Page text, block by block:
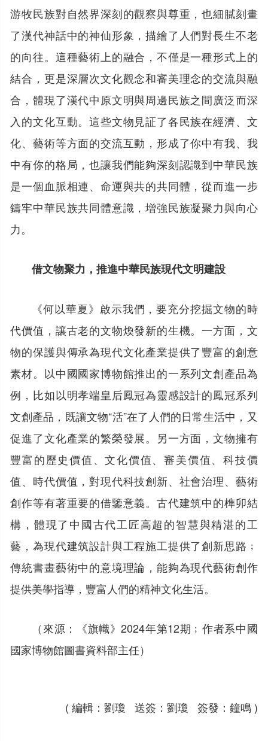
游牧民族對自然界深刻的觀察與尊重，也細膩刻畫
了漢代神話中的神仙形象，描繪了人們對長生不老
的向往。這種藝術上的融合，不僅是一種形式上的
結合，更是深層次文化觀念和審美理念的交流與融
合，體現了漢代中原文明與周邊民族之間廣泛而深
入的文化互動。這些文物見証了各民族在經濟、文
化、藝術等方面的交流互動，形成了你中有我、我
中有你的格局，也讓我們能夠深刻認識到中華民族
是一個血脈相連、命運與共的共同體，從而進一步
鑄牢中華民族共同體意識，增強民族凝聚力與向心
力。
借文物聚力，推進中華民族現代文明建設
《何以華夏》啟示我們，要充分挖掘文物的時
代價值，讓古老的文物煥發新的生機。一方面，文
物的保護與傳承為現代文化產業提供了豐富的創意
素材。以中國國家博物館推出的一系列文創產品為
例，比如以明孝端皇后鳳冠為靈感設計的鳳冠系列
文創產品，既讓文物“活”在了人們的日常生活中，又
促進了文化產業的繁榮發展。另一方面，文物擁有
豐富的歷史價值、文化價值、審美價值、科技價
值、時代價值，對現代科技創新、社會治理、藝術
創作等有著重要的借鑒意義。古代建筑中的榫卯結
構，體現了中國古代工匠高超的智慧與精湛的工
藝，為現代建筑設計與工程施工提供了創新思路﹔
傳統書畫藝術中的意境理論，能夠為現代藝術創作
提供美學指導，豐富人們的精神文化生活。
（來源：《旗幟》2024年第12期﹔作者系中國
國家博物館圖書資料部主任）
( 編輯：劉瓊 送簽：劉瓊 簽發：鐘鳴 )